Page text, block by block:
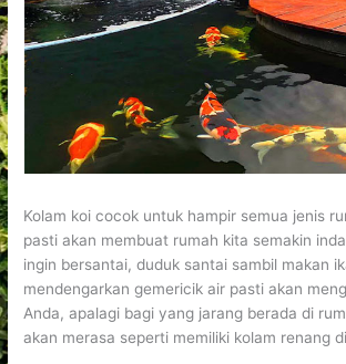
Kolam koi cocok untuk hampir semua jenis
pasti akan membuat rumah kita semakin
ingin bersantai, duduk santai sambil makan
mendengarkan gemericik air pasti akan
Anda, apalagi bagi yang jarang berada di
akan merasa seperti memiliki kolam renang